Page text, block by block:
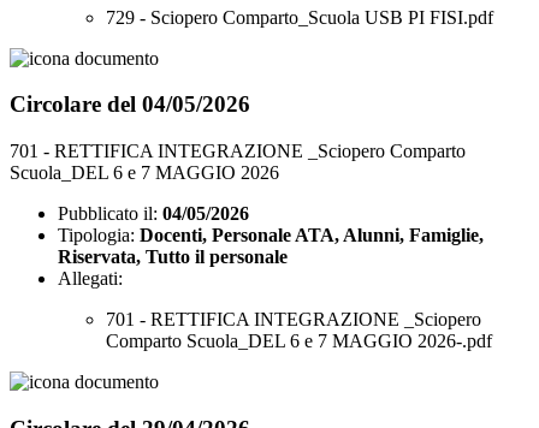
729 - Sciopero Comparto_Scuola USB PI FISI.pdf
Circolare del 04/05/2026
701 - RETTIFICA INTEGRAZIONE _Sciopero Comparto
Scuola_DEL 6 e 7 MAGGIO 2026
Pubblicato il: 04/05/2026
Tipologia: Docenti, Personale ATA, Alunni, Famiglie,
Riservata, Tutto il personale
Allegati:
701 - RETTIFICA INTEGRAZIONE _Sciopero
Comparto Scuola_DEL 6 e 7 MAGGIO 2026-.pdf